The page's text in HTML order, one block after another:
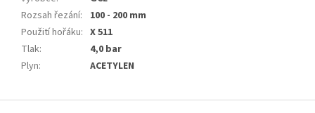
Rozsah řezání:
100 - 200 mm
Použití hořáku: X 511
Tlak:
4,0 bar
Plyn: ACETYLEN